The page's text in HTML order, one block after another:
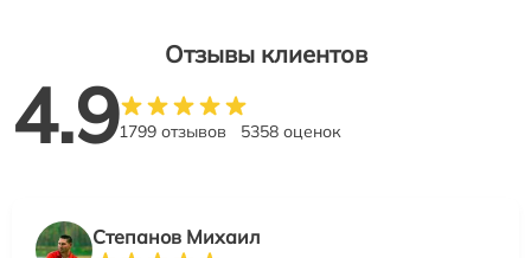
Отзывы клиентов
4.91799 отзывов 5358 оценок
Степанов Михаил